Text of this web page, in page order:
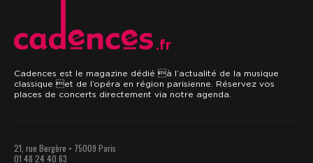
.fr
Cadences est le magazine dédié à l’actualité de la musique
classique et de l’opéra en région parisienne. Réservez vos
places de concerts directement via notre agenda.
21, rue Bergère • 75009 Paris
01 48 24 40 63